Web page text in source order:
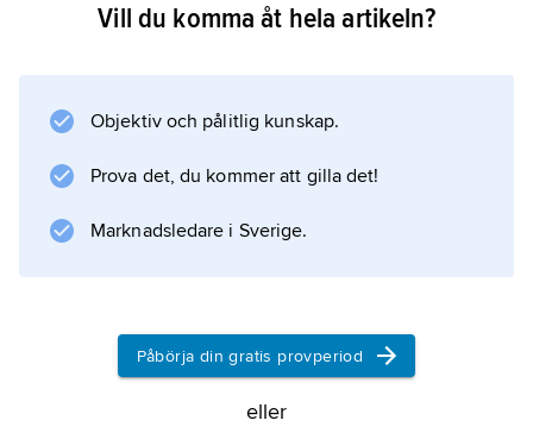
Djurkamper har sedan länge varit ett utbrett
Vill du komma åt hela artikeln?
Objektiv och pålitlig kunskap.
Prova det, du kommer att gilla det!
Marknadsledare i Sverige.
Påbörja din gratis provperiod
eller